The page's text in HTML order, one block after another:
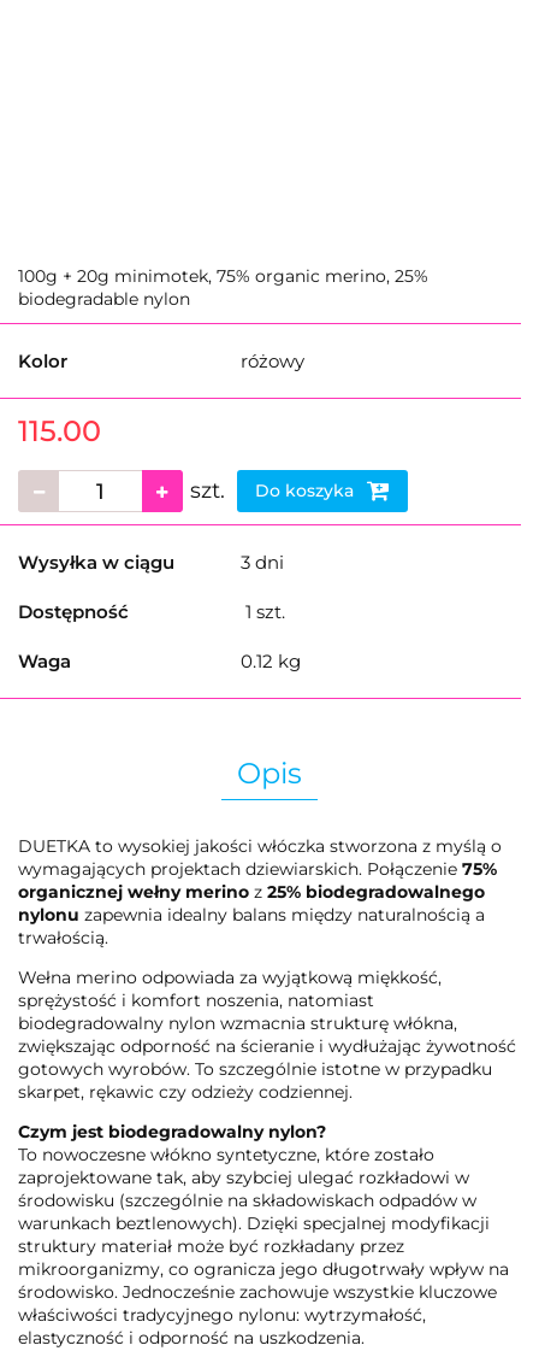
100g + 20g minimotek, 75% organic merino, 25%
biodegradable nylon
Kolor różowy
115.00
szt. Do koszyka
Wysyłka w ciągu 3 dni
Dostępność 1 szt.
Waga 0.12 kg
Opis
DUETKA to wysokiej jakości włóczka stworzona z myślą o
wymagających projektach dziewiarskich. Połączenie 75%
organicznej wełny merino z 25% biodegradowalnego
nylonu zapewnia idealny balans między naturalnością a
trwałością.
Wełna merino odpowiada za wyjątkową miękkość,
sprężystość i komfort noszenia, natomiast
biodegradowalny nylon wzmacnia strukturę włókna,
zwiększając odporność na ścieranie i wydłużając żywotność
gotowych wyrobów. To szczególnie istotne w przypadku
skarpet, rękawic czy odzieży codziennej.
Czym jest biodegradowalny nylon?
To nowoczesne włókno syntetyczne, które zostało
zaprojektowane tak, aby szybciej ulegać rozkładowi w
środowisku (szczególnie na składowiskach odpadów w
warunkach beztlenowych). Dzięki specjalnej modyfikacji
struktury materiał może być rozkładany przez
mikroorganizmy, co ogranicza jego długotrwały wpływ na
środowisko. Jednocześnie zachowuje wszystkie kluczowe
właściwości tradycyjnego nylonu: wytrzymałość,
elastyczność i odporność na uszkodzenia.